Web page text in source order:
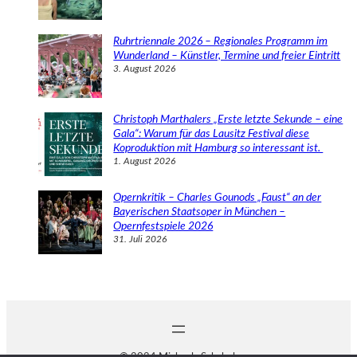
Ruhrtriennale 2026 – Regionales Programm im
Wunderland – Künstler, Termine und freier Eintritt
3. August 2026
Christoph Marthalers „Erste letzte Sekunde – eine
Gala“: Warum für das Lausitz Festival diese
Koproduktion mit Hamburg so interessant ist.
1. August 2026
Opernkritik – Charles Gounods „Faust“ an der
Bayerischen Staatsoper in München –
Opernfestspiele 2026
31. Juli 2026